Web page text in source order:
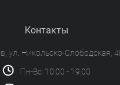
Контакты
ул. Никольско-Слободская,
Пн-Вс: 10:00 - 19:00